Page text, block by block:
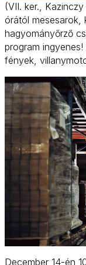
(VII. ker.,
órától mesesarok,
hagyományőrző
program
fények,
December 14-én